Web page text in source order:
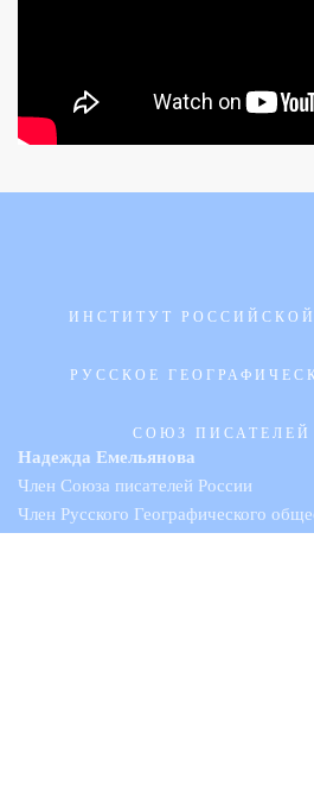
ИНСТИТУТ
РУССКОЕ
СОЮЗ ПИСАТЕЛЕЙ
Надежда Емельянова
Член Союза писателей России
Член Русского Географического